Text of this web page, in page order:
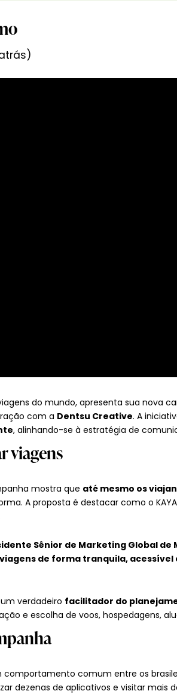
do mundo, apresenta sua nova
com a Dentsu Creative. A
, alinhando-se à estratégia de
viagens
mostra que até mesmo os
A proposta é destacar como o
Sênior de Marketing Global de
de forma tranquila, acessível
verdadeiro facilitador do
e escolha de voos, hospedagens,
comum entre os
dezenas de aplicativos e visitar mais